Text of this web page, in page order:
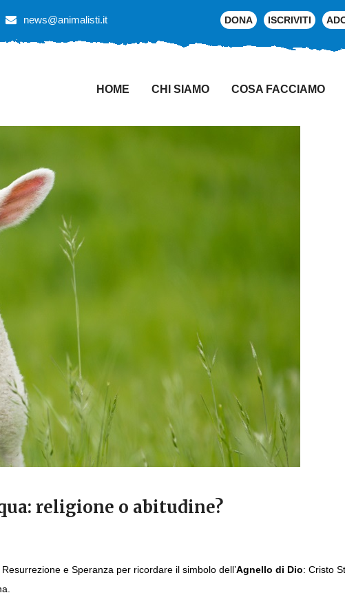
news@animalisti.it DONA ISCRIVITI
HOME CHI SIAMO COSA FACCIAMO
religione o abitudine?
e Speranza per ricordare il simbolo dell’Agnello di Dio: Cristo